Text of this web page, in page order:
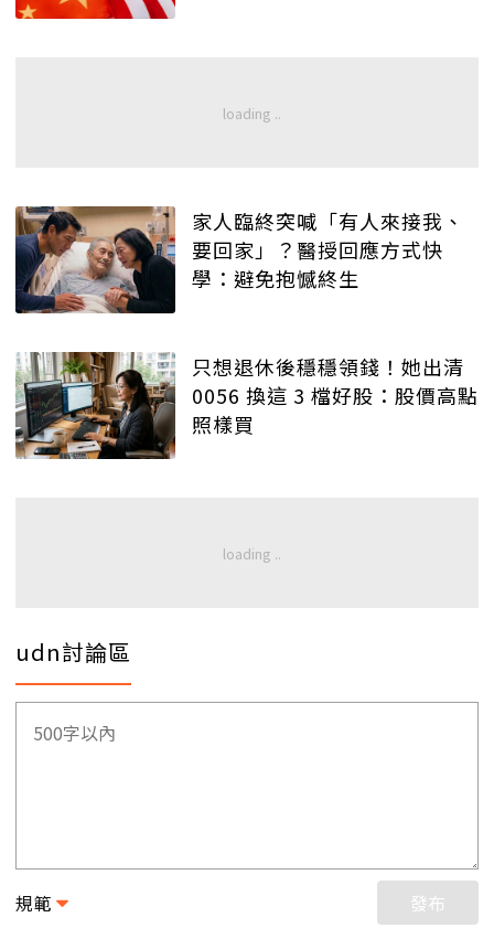
家人臨終突喊「有人來接我、
要回家」？醫授回應方式快
學：避免抱憾終生
只想退休後穩穩領錢！她出清
0056 換這 3 檔好股：股價高點
照樣買
udn討論區
規範 發布